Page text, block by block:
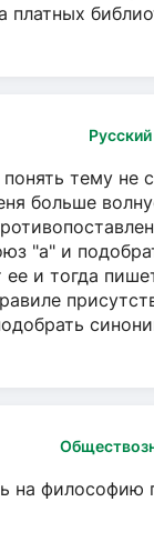
платных
тему не с
больше
"а" и
и тогда
на философию